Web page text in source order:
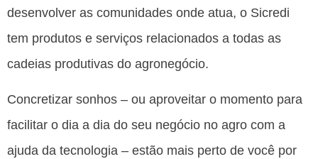
desenvolver as comunidades onde atua, o Sicredi
tem produtos e serviços relacionados a todas as
cadeias produtivas do agronegócio.
Concretizar sonhos – ou aproveitar o momento para
facilitar o dia a dia do seu negócio no agro com a
ajuda da tecnologia – estão mais perto de você por